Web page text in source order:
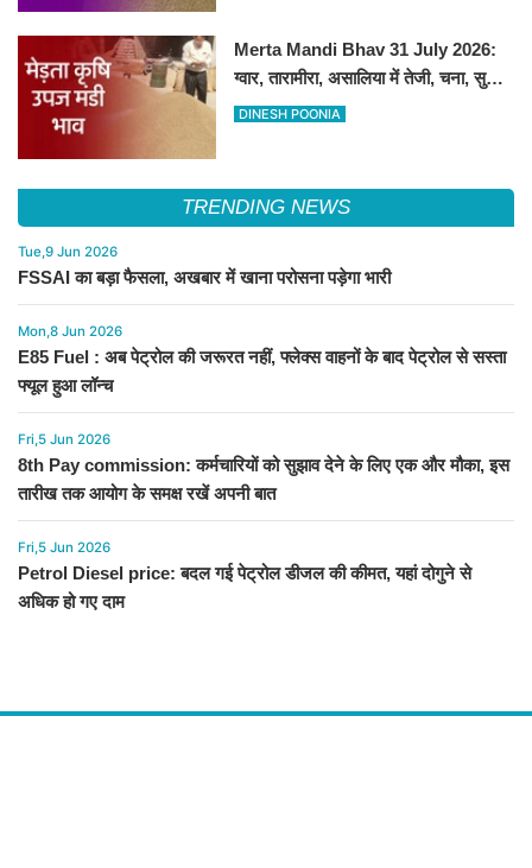
Merta Mandi Bhav 31 July 2026:
ग्वार, तारामीरा, असालिया में तेजी, चना, सुवा,
रायड़ा मंदे बिके
DINESH POONIA
TRENDING NEWS
Tue,9 Jun 2026
FSSAI का बड़ा फैसला, अखबार में खाना परोसना पड़ेगा भारी
Mon,8 Jun 2026
E85 Fuel : अब पेट्रोल की जरूरत नहीं, फ्लेक्स वाहनों के बाद पेट्रोल से सस्ता
फ्यूल हुआ लॉन्च
Fri,5 Jun 2026
8th Pay commission: कर्मचारियों को सुझाव देने के लिए एक और मौका, इस
तारीख तक आयोग के समक्ष रखें अपनी बात
Fri,5 Jun 2026
Petrol Diesel price: बदल गई पेट्रोल डीजल की कीमत, यहां दोगुने से
अधिक हो गए दाम